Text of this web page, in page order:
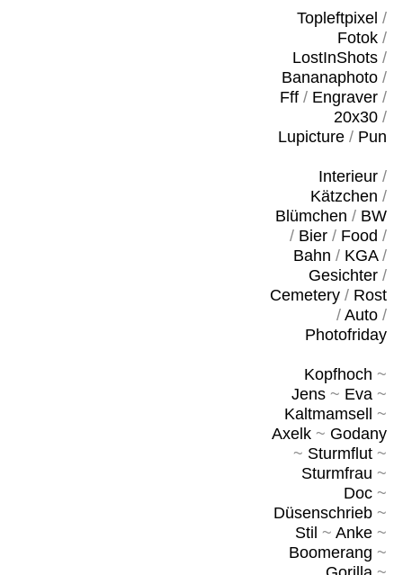
Topleftpixel /
Fotok/
LostInShots/
Bananaphoto/
Fff/ Engraver/
20x30/
Lupicture/ Pun
Interieur/
Kätzchen /
Blümchen / BW
/ Bier/ Food /
Bahn / KGA/
Gesichter/
Cemetery/ Rost
/ Auto/
Photofriday
Kopfhoch ~
Jens~ Eva~
Kaltmamsell
~
Axelk~ Godany
~ Sturmflut~
Sturmfrau ~
Doc~
Düsenschrieb~
Stil ~ Anke~
Boomerang ~